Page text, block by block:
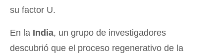
su factor U.
En la India, un grupo de investigadores
descubrió que el proceso regenerativo de la